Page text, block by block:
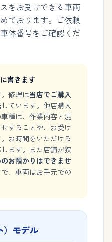
をお受けできる車両
ております。ご依頼
体番号をご確認くだ
書きます
修理は当店でご購入
しています。他店購入
種は、作業内容と混
することや、お受け
お時間をいただける
ます。また店舗が狭
お預かりはできませ
、車両はお手元での
）モデル